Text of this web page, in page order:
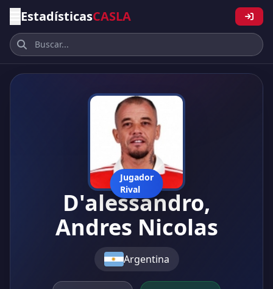
EstadísticasCASLA
Jugador
Rival
D'alessandro,
Andres Nicolas
Argentina